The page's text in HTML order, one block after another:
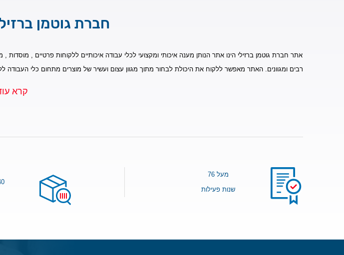
חברת גוטמן ברזילי (1983)
אתר חברת גוטמן ברזילי הינו אתר הנותן מענה איכותי ומקצועי לכלי עבודה איכותיים ללקוחות פרטיים , מוסדות
רבים ומגוונים. האתר מאפשר ללקוח את היכולת לבחור מתוך מגוון עצום ועשיר של מוצרים מתחום כלי
קרא
מעל 76
שנות פעילות
40